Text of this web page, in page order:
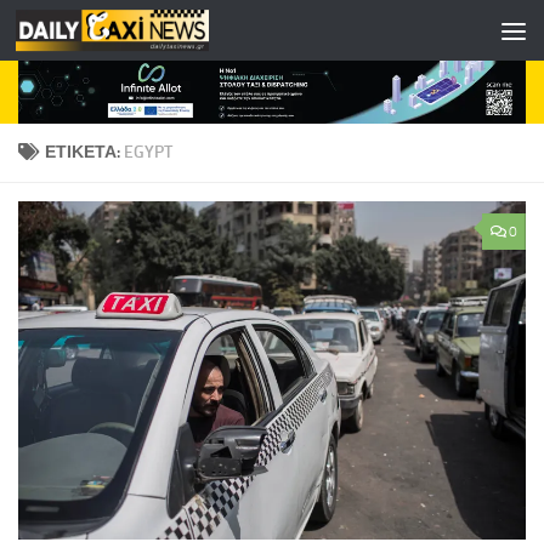
Skip to content
ΕΤΙΚΈΤΑ: EGYPT
0